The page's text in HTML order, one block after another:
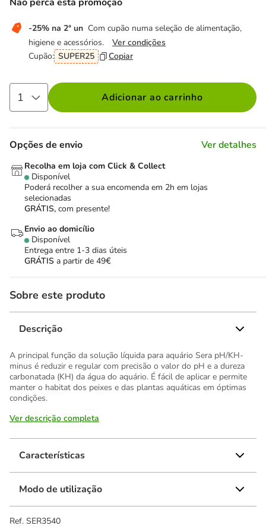
-25% na 2ª un Com cupão numa seleção de alimentação,
higiene e acessórios.
Ver condições
Cupão: SUPER25 Copiar
Adicionar ao carrinho
Opções de envio Ver detalhes
Recolha em loja com Click & Collect
Disponível
Poderá recolher a sua encomenda em 2h em lojas
selecionadas
GRÁTIS, com presente!
Envio ao domicílio
Disponível
Entrega entre 1-3 dias úteis
GRÁTIS a partir de 49€
Sobre este produto
Descrição
A principal função da solução líquida para aquário Sera pH/KH-
minus é reduzir e regular com precisão o valor do pH e a dureza
carbonatada (KH) da água do aquário. É fácil de aplicar e permite
manter o habitat dos peixes e das plantas aquáticas em óptimas
condições.
Ver descrição completa
Características
Modo de utilização
Ref. SER3540